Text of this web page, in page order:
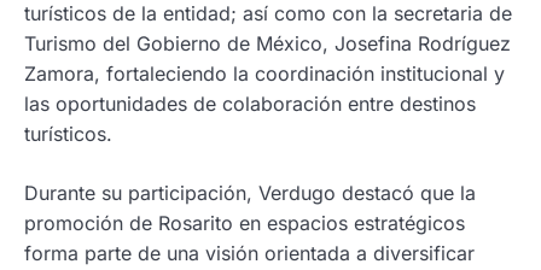
turísticos de la entidad; así como con la secretaria de
Turismo del Gobierno de México, Josefina Rodríguez
Zamora, fortaleciendo la coordinación institucional y
las oportunidades de colaboración entre destinos
turísticos.
Durante su participación, Verdugo destacó que la
promoción de Rosarito en espacios estratégicos
forma parte de una visión orientada a diversificar